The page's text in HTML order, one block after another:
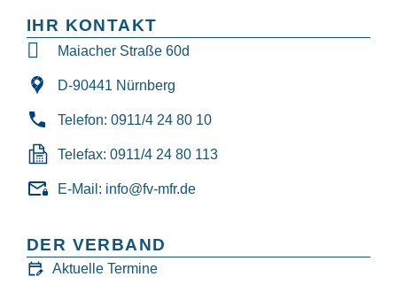
IHR KONTAKT
Maiacher Straße 60d
D-90441 Nürnberg
Telefon: 0911/4 24 80 10
Telefax: 0911/4 24 80 113
E-Mail: info@fv-mfr.de
DER VERBAND
Aktuelle Termine